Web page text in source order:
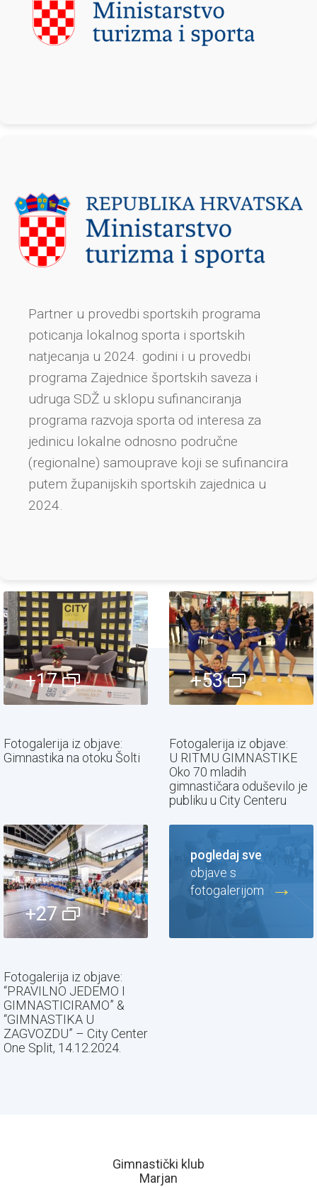
Partner u provedbi sportskih programa
poticanja lokalnog sporta i sportskih
natjecanja u 2024. godini i u provedbi
programa Zajednice športskih saveza i
udruga SDŽ u sklopu sufinanciranja
programa razvoja sporta od interesa za
jedinicu lokalne odnosno područne
(regionalne) samouprave koji se sufinancira
putem županijskih sportskih zajednica u
2024.
+17
Fotogalerija iz objave:
Gimnastika na otoku Šolti
+53
Fotogalerija iz objave:
U RITMU GIMNASTIKE
Oko 70 mladih
gimnastičara oduševilo je
publiku u City Centeru
+27
Fotogalerija iz objave:
“PRAVILNO JEDEMO I
GIMNASTICIRAMO” &
“GIMNASTIKA U
ZAGVOZDU” – City Center
One Split, 14.12.2024.
pogledaj sve
objave s
fotogalerijom
Gimnastički klub
Marjan